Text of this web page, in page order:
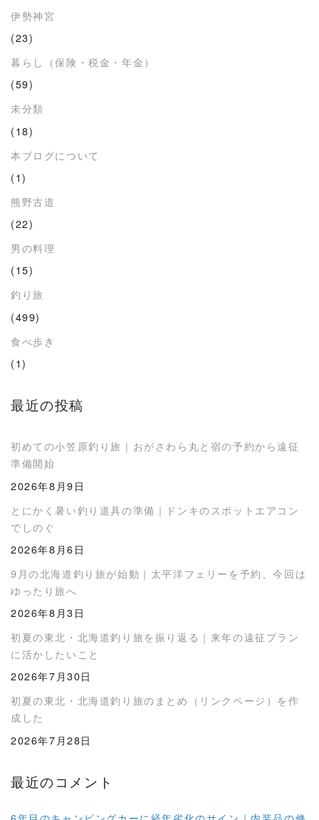
伊勢神宮
(23)
暮らし（保険・税金・年金）
(59)
未分類
(18)
本ブログについて
(1)
熊野古道
(22)
男の料理
(15)
釣り旅
(499)
食べ歩き
(1)
最近の投稿
初めての小笠原釣り旅｜おがさわら丸と宿の予約から遠征
準備開始
2026年8月9日
とにかく暑い釣り道具の準備｜ドンキのスポットエアコン
でしのぐ
2026年8月6日
9月の北海道釣り旅が始動｜太平洋フェリーを予約、今回は
ゆったり旅へ
2026年8月3日
初夏の東北・北海道釣り旅を振り返る｜来年の遠征プラン
に活かしたいこと
2026年7月30日
初夏の東北・北海道釣り旅のまとめ（リンクページ）を作
成した
2026年7月28日
最近のコメント